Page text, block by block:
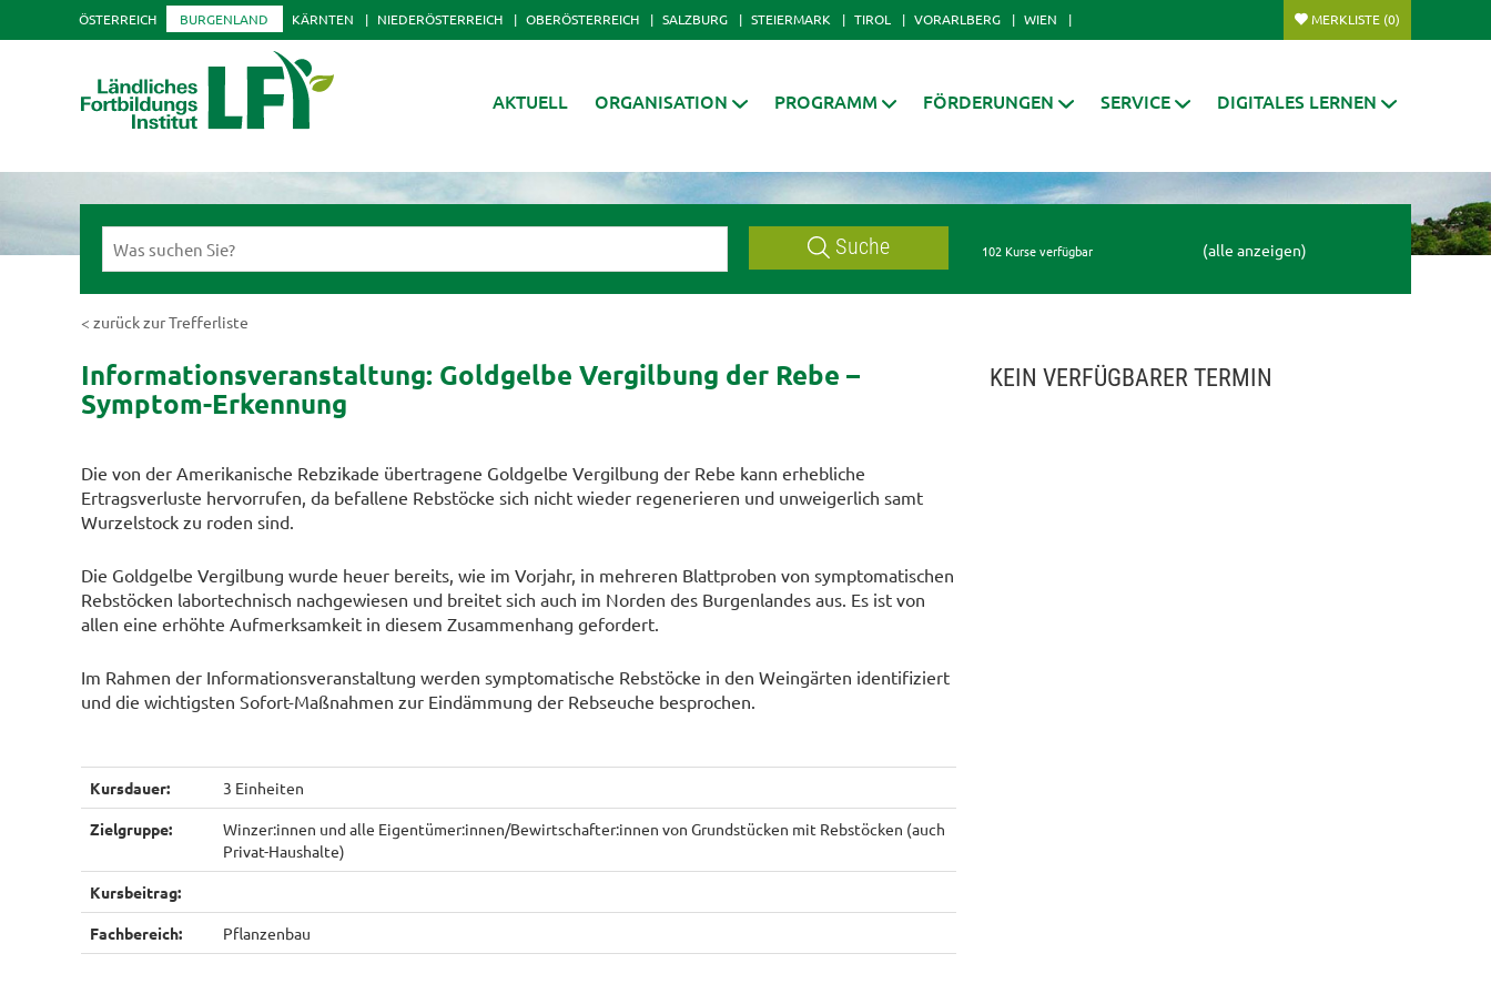
ÖSTERREICH BURGENLAND KÄRNTEN NIEDERÖSTERREICH OBERÖSTERREICH SALZBURG STEIERMARK TIROL VORARLBERG WIEN MERKLISTE (0)
AKTUELL ORGANISATION PROGRAMM FÖRDERUNGEN SERVICE DIGITALES LERNEN
Suche 102 Kurse verfügbar (alle anzeigen)
< zurück zur Trefferliste
Informationsveranstaltung: Goldgelbe Vergilbung der Rebe –
Symptom-Erkennung
Die von der Amerikanische Rebzikade übertragene Goldgelbe Vergilbung der Rebe kann erhebliche
Ertragsverluste hervorrufen, da befallene Rebstöcke sich nicht wieder regenerieren und unweigerlich samt
Wurzelstock zu roden sind.
Die Goldgelbe Vergilbung wurde heuer bereits, wie im Vorjahr, in mehreren Blattproben von symptomatischen
Rebstöcken labortechnisch nachgewiesen und breitet sich auch im Norden des Burgenlandes aus. Es ist von
allen eine erhöhte Aufmerksamkeit in diesem Zusammenhang gefordert.
Im Rahmen der Informationsveranstaltung werden symptomatische Rebstöcke in den Weingärten identifiziert
und die wichtigsten Sofort-Maßnahmen zur Eindämmung der Rebseuche besprochen.
Kursdauer: 3 Einheiten
Zielgruppe:
Winzer:innen und alle Eigentümer:innen/Bewirtschafter:innen von Grundstücken mit Rebstöcken (auch
Privat-Haushalte)
Kursbeitrag:
Fachbereich: Pflanzenbau
KEIN VERFÜGBARER TERMIN